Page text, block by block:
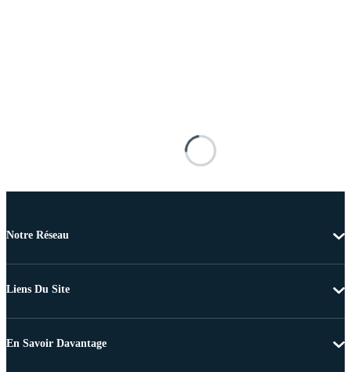
Notre Réseau
Liens Du Site
En Savoir Davantage